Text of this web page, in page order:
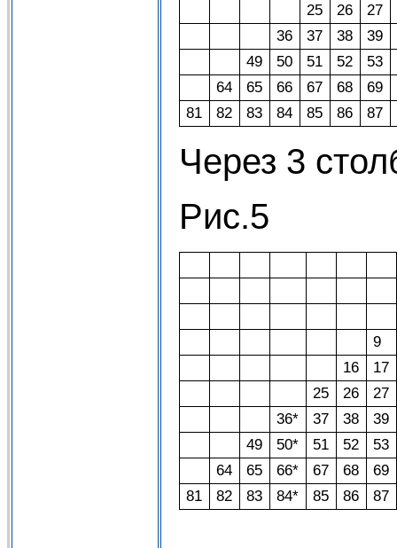
25
26
27
36
37 38
39
49
50 51 52
53
64
65 66 67 68
69
81
82 83 84 85 86 87
Через 3
Рис.5
9
16
17
25
26
27
36*
37 38
39
49
50* 51 52
53
64
65 66* 67 68
69
81
82 83 84* 85 86 87